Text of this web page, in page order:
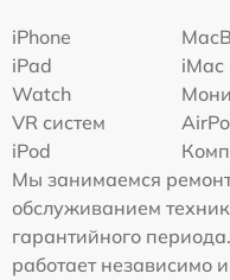
iPhone
iPad
iMac
Watch
VR систем
iPod
Мы занимаемся
обслуживанием
гарантийного
работает независимо